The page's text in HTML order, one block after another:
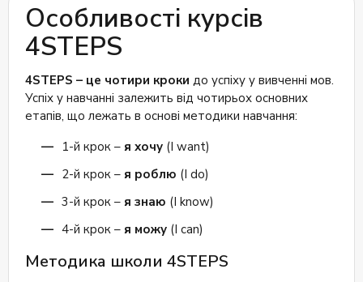
Особливості курсів
4STEPS
4STEPS – це чотири кроки до успіху у вивченні мов.
Успіх у навчанні залежить від чотирьох основних
етапів, що лежать в основі методики навчання:
1-й крок – я хочу (I want)
2-й крок – я роблю (I do)
3-й крок – я знаю (I know)
4-й крок – я можу (I can)
Методика школи 4STEPS